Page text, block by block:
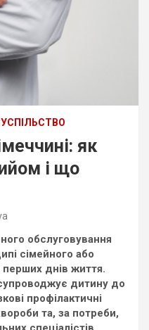
як
і що
обслуговування
сімейного або
перших днів життя.
дитину до
профілактичні
та, за потреби,